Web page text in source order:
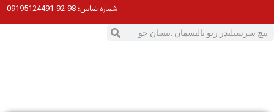
شماره تماس:98-92-09195124491